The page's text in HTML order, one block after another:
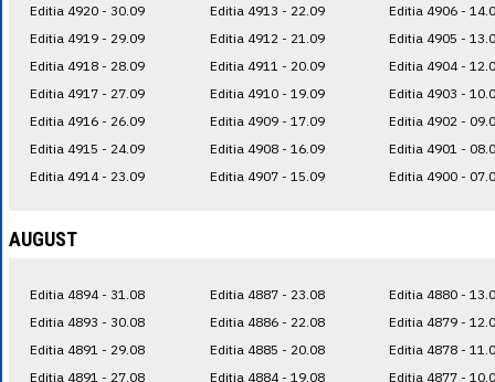
Editia 4920 - 30.09
Editia 4919 - 29.09
Editia 4918 - 28.09
Editia 4917 - 27.09
Editia 4916 - 26.09
Editia 4915 - 24.09
Editia 4914 - 23.09
Editia 4913 - 22.09
Editia 4912 - 21.09
Editia 4911 - 20.09
Editia 4910 - 19.09
Editia 4909 - 17.09
Editia 4908 - 16.09
Editia 4907 - 15.09
Editia 4906 -
Editia 4905 -
Editia 4904 -
Editia 4903 -
Editia 4902 -
Editia 4901 -
Editia 4900 -
AUGUST
Editia 4894 - 31.08
Editia 4893 - 30.08
Editia 4891 - 29.08
Editia 4891 - 27.08
Editia 4887 - 23.08
Editia 4886 - 22.08
Editia 4885 - 20.08
Editia 4884 - 19.08
Editia 4880 -
Editia 4879 -
Editia 4878 -
Editia 4877 -